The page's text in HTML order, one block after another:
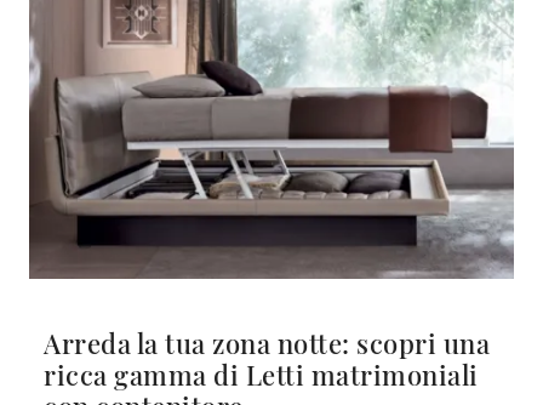
Arreda la tua zona notte: scopri una
ricca gamma di Letti matrimoniali